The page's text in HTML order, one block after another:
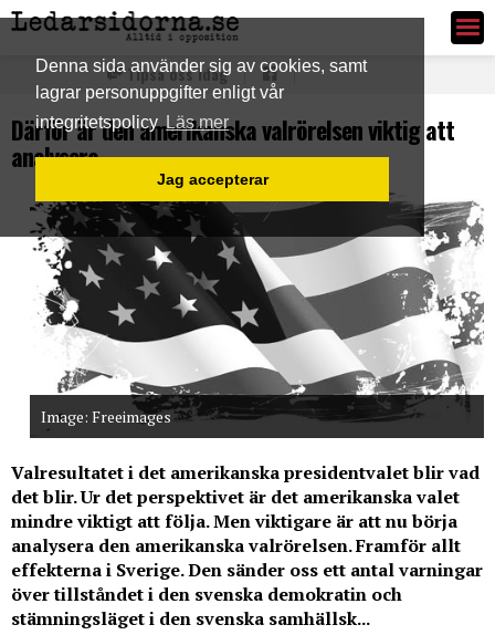
Denna sida använder sig av cookies, samt
lagrar personuppgifter enligt vår
integritetspolicy Läs mer
Jag accepterar
Ledarsidorna.se
Tipsa oss idag
Därför är den amerikanska valrörelsen viktig att
analysera
Image: Freeimages
Valresultatet i det amerikanska presidentvalet blir vad
det blir. Ur det perspektivet är det amerikanska valet
mindre viktigt att följa. Men viktigare är att nu börja
analysera den amerikanska valrörelsen. Framför allt
effekterna i Sverige. Den sänder oss ett antal varningar
över tillståndet i den svenska demokratin och
stämningsläget i den svenska samhällsk...